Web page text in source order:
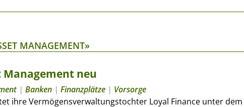
MANAGEMENT»
Management neu
| Banken | Finanzplätze | Vorsorge
ihre Vermögensverwaltungstochter Loyal Finance unter dem